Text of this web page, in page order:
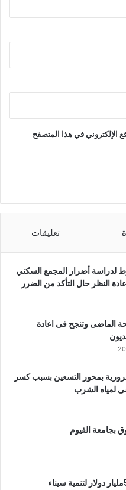
الإلكتروني في هذا المتصفح
تعليقات
لدراسة أضرار المجمع السكني
النظر حال التأكد من الضرر
الماضى وتنجح فى اعادة
بمحور التسعين بسبب كسر
لمياه الشرب
بجامعة الفيوم